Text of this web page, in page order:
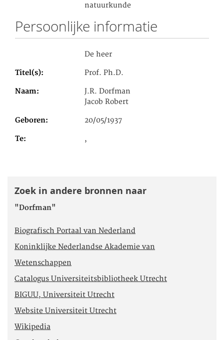
natuurkunde
Persoonlijke informatie
De heer
Titel(s) Prof. Ph.D.
Naam
J.R. Dorfman
Jacob Robert
Geboren 20/05/1937
Te ,
Zoek in andere bronnen naar
"Dorfman"
Biografisch Portaal van Nederland
Koninklijke Nederlandse Akademie van
Wetenschappen
Catalogus Universiteitsbibliotheek Utrecht
BIGUU, Universiteit Utrecht
Website Universiteit Utrecht
Wikipedia